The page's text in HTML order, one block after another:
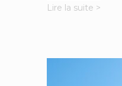
Lire la suite >
mix